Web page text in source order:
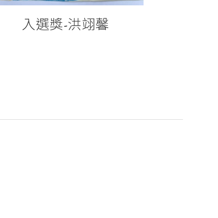
入選獎-洪翊馨